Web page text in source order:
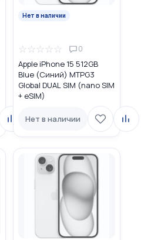
Нет в наличии
☆☆☆☆☆ 0
Apple iPhone 15 512GB
Blue (Синий) MTPG3
Global DUAL SIM (nano SIM
+ eSIM)
Нет в наличии